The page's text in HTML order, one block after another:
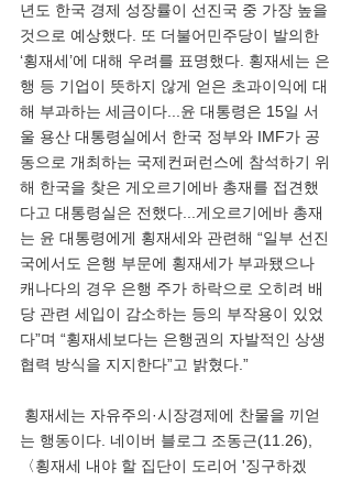
년도 한국 경제 성장률이 선진국 중 가장 높을
것으로 예상했다. 또 더불어민주당이 발의한
‘횡재세’에 대해 우려를 표명했다. 횡재세는 은
행 등 기업이 뜻하지 않게 얻은 초과이익에 대
해 부과하는 세금이다...윤 대통령은 15일 서
울 용산 대통령실에서 한국 정부와 IMF가 공
동으로 개최하는 국제컨퍼런스에 참석하기 위
해 한국을 찾은 게오르기에바 총재를 접견했
다고 대통령실은 전했다...게오르기에바 총재
는 윤 대통령에게 횡재세와 관련해 “일부 선진
국에서도 은행 부문에 횡재세가 부과됐으나
캐나다의 경우 은행 주가 하락으로 오히려 배
당 관련 세입이 감소하는 등의 부작용이 있었
다”며 “횡재세보다는 은행권의 자발적인 상생
협력 방식을 지지한다”고 밝혔다.”
는 행동이다. 네이버 블로그 조동근(11.26),
〈횡재세 내야 할 집단이 도리어 '징구하겠